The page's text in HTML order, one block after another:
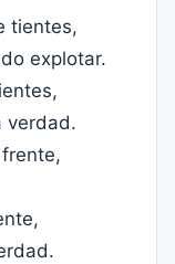
tientes,
explotar.
verdad.